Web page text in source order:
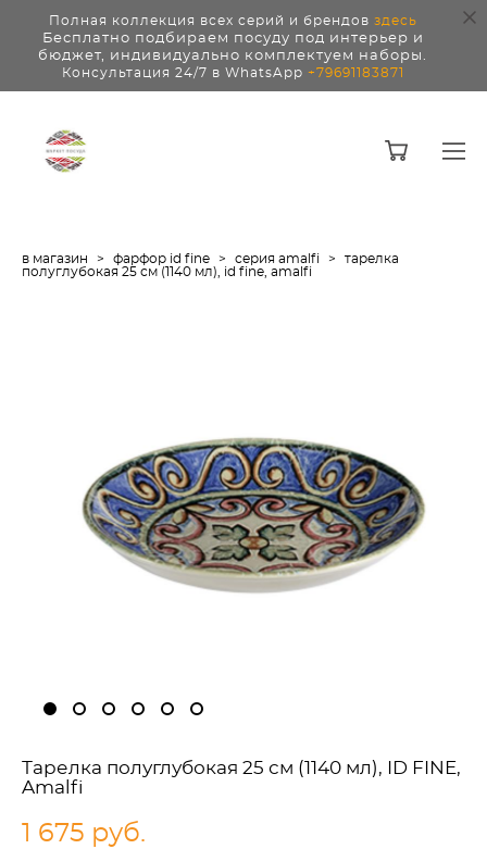
Полная коллекция всех серий и брендов здесь
Бесплатно подбираем посуду под интерьер и
бюджет, индивидуально комплектуем наборы.
Консультация 24/7 в WhatsApp +79691183871
в магазин > фарфор id fine > серия amalfi >
тарелка
полуглубокая 25 см (1140 мл), id fine, amalfi
Тарелка полуглубокая 25 см (1140 мл), ID FINE,
Amalfi
1 675 pуб.